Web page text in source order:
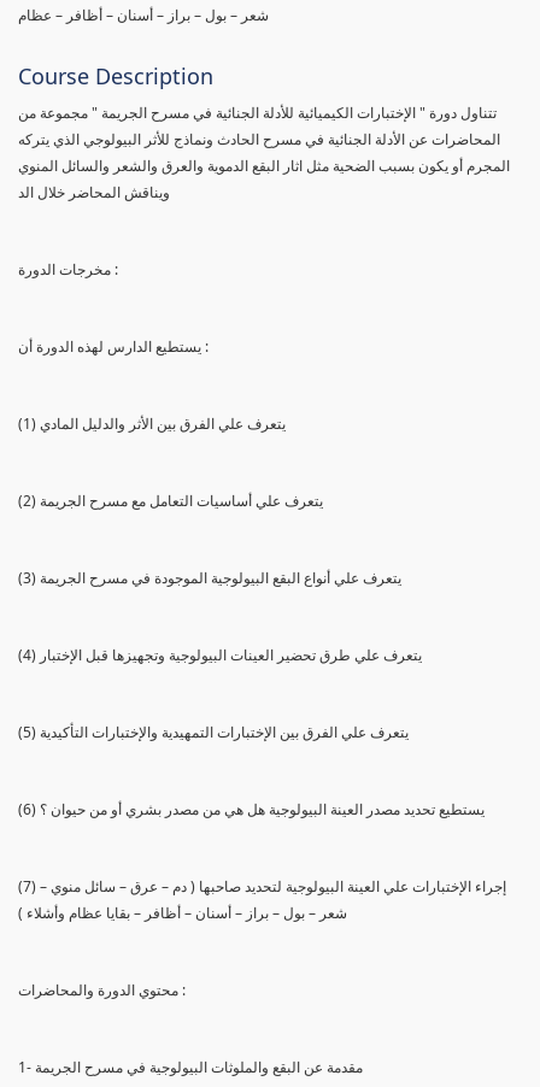
شعر – بول – براز – أسنان – أظافر – عظام
Course Description
تتناول دورة " الإختبارات الكيميائية للأدلة الجنائية في مسرح الجريمة " مجموعة من
المحاضرات عن الأدلة الجنائية في مسرح الحادث ونماذج للأثر البيولوجي الذي يتركه
المجرم أو يكون بسبب الضحية مثل اثار البقع الدموية والعرق والشعر والسائل المنوي
ويناقش المحاضر خلال الد
مخرجات الدورة :
يستطيع الدارس لهذه الدورة أن :
(1) يتعرف علي الفرق بين الأثر والدليل المادي
(2) يتعرف علي أساسيات التعامل مع مسرح الجريمة
(3) يتعرف علي أنواع البقع البيولوجية الموجودة في مسرح الجريمة
(4) يتعرف علي طرق تحضير العينات البيولوجية وتجهيزها قبل الإختبار
(5) يتعرف علي الفرق بين الإختبارات التمهيدية والإختبارات التأكيدية
(6) يستطيع تحديد مصدر العينة البيولوجية هل هي من مصدر بشري أو من حيوان ؟
(7) إجراء الإختبارات علي العينة البيولوجية لتحديد صاحبها ( دم – عرق – سائل منوي –
شعر – بول – براز – أسنان – أظافر – بقايا عظام وأشلاء )
محتوي الدورة والمحاضرات :
1- مقدمة عن البقع والملوثات البيولوجية في مسرح الجريمة